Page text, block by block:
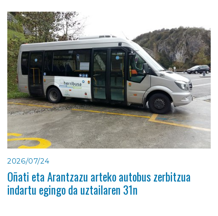
2026/07/24
Oñati eta Arantzazu arteko autobus zerbitzua
indartu egingo da uztailaren 31n